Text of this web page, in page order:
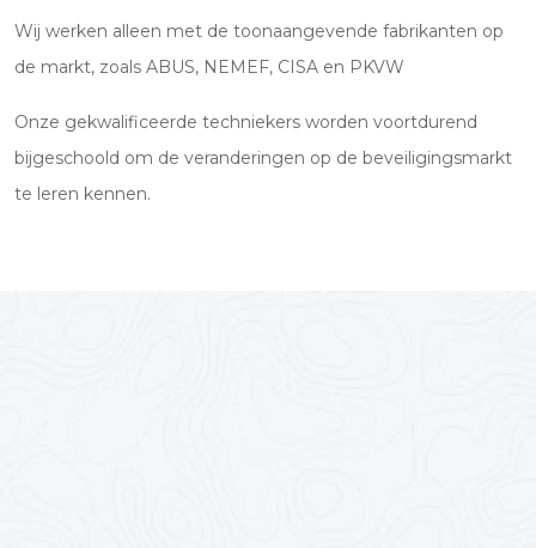
Wij werken alleen met de toonaangevende fabrikanten op
de markt, zoals ABUS, NEMEF, CISA en PKVW
Onze gekwalificeerde techniekers worden voortdurend
bijgeschoold om de veranderingen op de beveiligingsmarkt
te leren kennen.